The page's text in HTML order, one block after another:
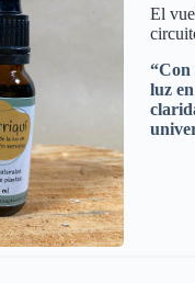
El
“Con
luz